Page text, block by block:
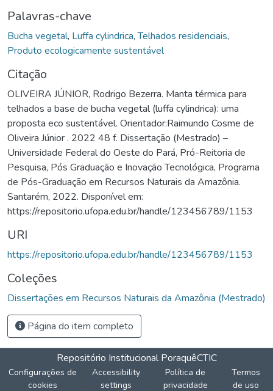
Palavras-chave
Bucha vegetal, Luffa cylindrica,Telhados residenciais,
Produto ecologicamente sustentável
Citação
OLIVEIRA JÚNIOR, Rodrigo Bezerra. Manta térmica para
telhados a base de bucha vegetal (luffa cylindrica): uma
proposta eco sustentável. Orientador:Raimundo Cosme de
Oliveira Júnior . 2022 48 f. Dissertação (Mestrado) –
Universidade Federal do Oeste do Pará, Pró-Reitoria de
Pesquisa, Pós Graduação e Inovação Tecnológica, Programa
de Pós-Graduação em Recursos Naturais da Amazônia.
Santarém, 2022. Disponível em:
https://repositorio.ufopa.edu.br/handle/123456789/1153
URI
https://repositorio.ufopa.edu.br/handle/123456789/1153
Coleções
Dissertações em Recursos Naturais da Amazônia (Mestrado)
Página do item completo
Repositório Institucional PoraquêCTIC
Configurações de
cookies
Accessibility
settings
Política de
privacidade
Termos
de uso